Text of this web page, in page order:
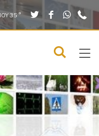
35 ° TwitterFacebook
menú